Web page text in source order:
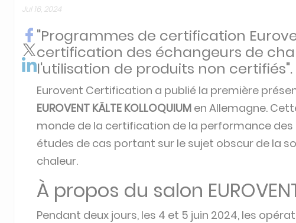
Jul 16, 2024
"Programmes de certification
certification des échangeurs de
l'utilisation de produits non certifiés".
Eurovent Certification a publié la première
EUROVENT KÄLTE KOLLOQUIUM en Allemagne.
monde de la certification de la performance
études de cas portant sur le sujet obscur de la
chaleur.
À propos du salon
Pendant deux jours, les 4 et 5 juin 2024, les